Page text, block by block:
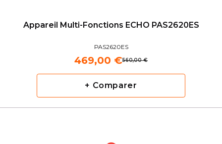
Appareil Multi-Fonctions ECHO PAS2620ES
PAS2620ES
560,00 €
469,00 €
+ Comparer